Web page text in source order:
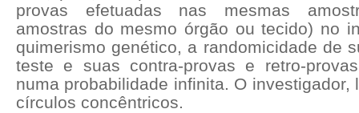
provas efetuadas nas mesmas
amostras do mesmo órgão ou tecido) no
quimerismo genético, a randomicidade de
teste e suas contra-provas e retro-
numa probabilidade infinita. O investigador,
círculos concêntricos.